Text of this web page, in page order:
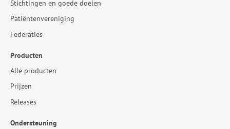
Stichtingen en goede doelen
Patiëntenvereniging
Federaties
Producten
Alle producten
Prijzen
Releases
Ondersteuning